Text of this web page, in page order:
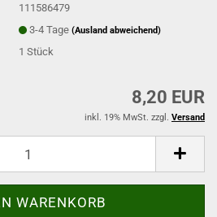
111586479
3-4 Tage(Ausland abweichend)
1Stück
8,20 EUR
inkl. 19% MwSt. zzgl. Versand